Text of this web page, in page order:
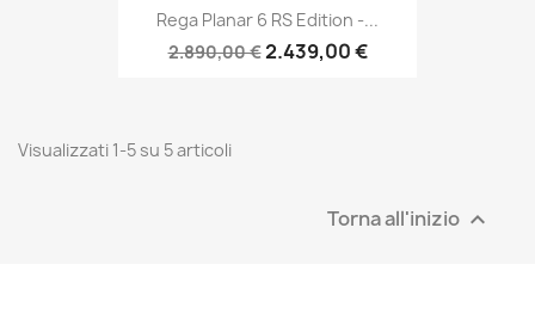
Rega Planar 6 RS Edition -...
2.890,00 €2.439,00 €
Visualizzati 1-5 su 5 articoli
Torna all'inizio 